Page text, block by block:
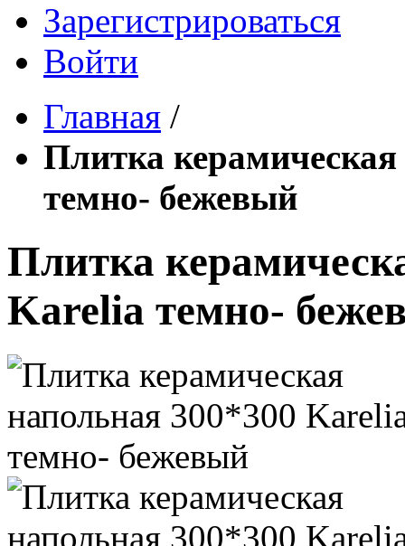
Зарегистрироваться
Войти
Главная /
Плитка
темно- бежевый
Плитка
Karelia темно-